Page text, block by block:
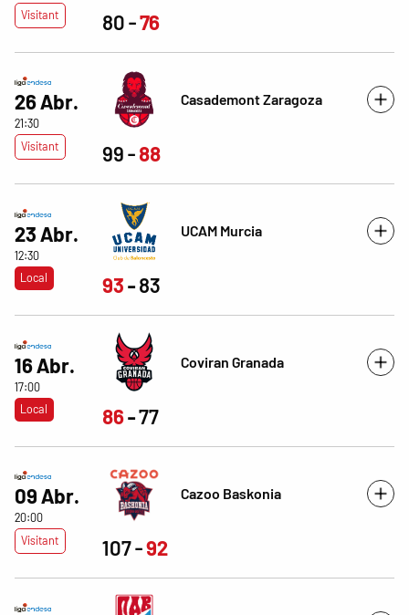
Visitant
80 76
26 Abr.
21:30
Visitant
Casademont Zaragoza
99 88
23 Abr.
12:30
Local
UCAM Murcia
93 83
16 Abr.
17:00
Local
Coviran Granada
86 77
09 Abr.
20:00
Visitant
Cazoo Baskonia
107 92